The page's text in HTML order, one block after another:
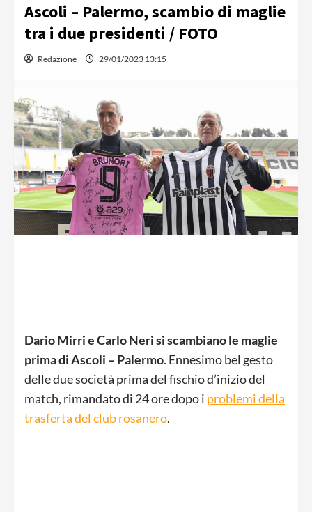
Ascoli – Palermo, scambio di maglie
tra i due presidenti / FOTO
Redazione 29/01/2023 13:15
Dario Mirri e Carlo Neri si scambiano le maglie
prima di Ascoli – Palermo. Ennesimo bel gesto
delle due società prima del fischio d’inizio del
match, rimandato di 24 ore dopo i problemi della
trasferta del club rosanero.